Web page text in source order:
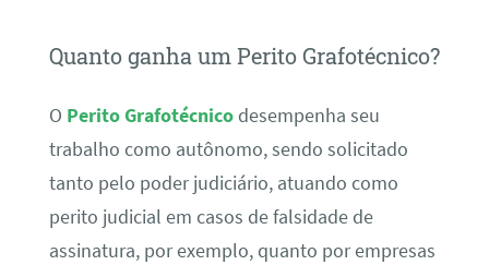
Quanto ganha um Perito Grafotécnico?
O Perito Grafotécnicodesempenha seu
trabalho como autônomo, sendo solicitado
tanto pelo poder judiciário, atuando como
perito judicial em casos de falsidade de
assinatura, por exemplo, quanto por empresas